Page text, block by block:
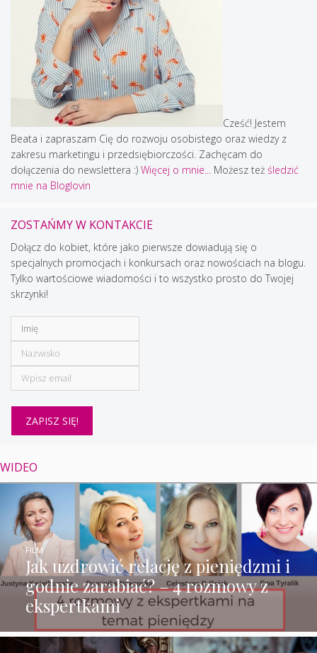
Cześć! Jestem
Beata i zapraszam Cię do rozwoju osobistego oraz wiedzy z
zakresu marketingu i przedsiębiorczości. Zachęcam do
dołączenia do newslettera :) Więcej o mnie... Możesz też śledzić
mnie na Bloglovin
ZOSTAŃMY W KONTAKCIE
Dołącz do kobiet, które jako pierwsze dowiadują się o
specjalnych promocjach i konkursach oraz nowościach na blogu.
Tylko wartościowe wiadomości i to wszystko prosto do Twojej
skrzynki!
WIDEO
Jak uzdrowić relację z pieniędzmi i
godnie zarabiać? – 4 rozmowy z
ekspertkami
FILM